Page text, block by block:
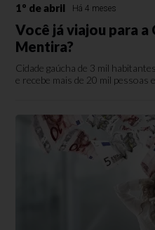
1º de abril Há 4 meses
Você já viajou para
Mentira?
Cidade gaúcha de 3 mil
e recebe mais de 20 mil pessoas